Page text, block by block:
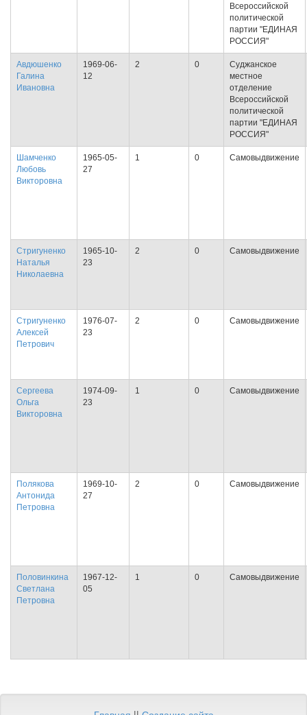
Всероссийской
политической
партии "ЕДИНАЯ
РОССИЯ"
Авдюшенко
Галина
Ивановна
1969-06-
12
2 0
Суджанское
местное
отделение
Всероссийской
политической
партии "ЕДИНАЯ
РОССИЯ"
Шамченко
Любовь
Викторовна
1965-05-
27
1 0 Самовыдвижение
Стригуненко
Наталья
Николаевна
1965-10-
23
2 0 Самовыдвижение
Стригуненко
Алексей
Петрович
1976-07-
23
2 0 Самовыдвижение
Сергеева
Ольга
Викторовна
1974-09-
23
1 0 Самовыдвижение
Полякова
Антонида
Петровна
1969-10-
27
2 0 Самовыдвижение
Половинкина
Светлана
Петровна
1967-12-
05
1 0 Самовыдвижение